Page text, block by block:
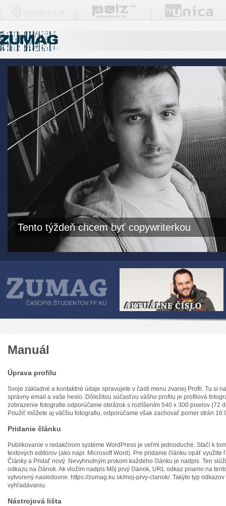
Tento týždeň chcem byť copywriterkou
Manuál
Úprava profilu
Svoje základné a kontaktné údaje spravujete v časti menu zvanej Profil. Tu si
správny email a vaše heslo. Dôležitou súčasťou vášho profilu je profilová
zobrazenie fotografie odporúčame obrázok s rozlíšením 540 x 300 pixelov (72
Použiť môžete aj väčšiu fotografiu, odporúčame však zachovať pomer strán
Pridanie článku
Publikovanie v redakčnom systéme WordPress je veľmi jednoduché. Stačí k
textových editorov (ako napr. Microsoft Word). Pre pridanie článku opäť využite
Články a Pridať nový. Nevyhnutným prvkom každého článku je nadpis. Ten
odkazu na článok. Ak vložím nadpis Môj prvý článok, URL odkaz priamo na
vytvorený nasledovne: https://zumag.ku.sk/moj-prvy-clanok/. Takýto typ
vyhľadávaniu.
Nástrojová lišta